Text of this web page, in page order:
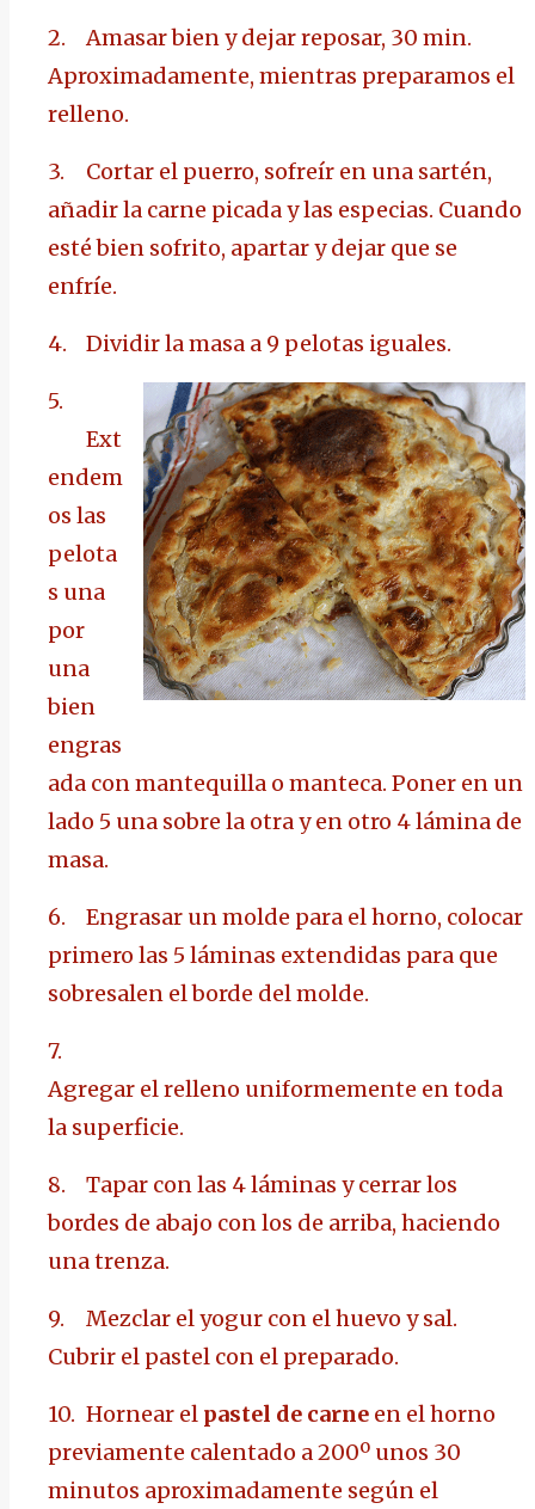
2.
Amasar bien y dejar reposar, 30 min.
Aproximadamente, mientras preparamos el
relleno.
3.
Cortar el puerro, sofreír en una sartén,
añadir la carne picada y las especias. Cuando
esté bien sofrito, apartar y dejar que se
enfríe.
4. Dividir la masa a 9 pelotas iguales.
5.
Ext
endem
os las
pelota
s una
por
una
bien
engras
ada con mantequilla o manteca. Poner en un
lado 5 una sobre la otra y en otro 4 lámina de
masa.
6.
Engrasar un molde para el horno, colocar
primero las 5 láminas extendidas para que
sobresalen el borde del molde.
7.
Agregar el relleno uniformemente en toda
la superficie.
8.
Tapar con las 4 láminas y cerrar los
bordes de abajo con los de arriba, haciendo
una trenza.
9.
Mezclar el yogur con el huevo y sal.
Cubrir el pastel con el preparado.
10. Hornear el pastel de carne en el horno
previamente calentado a 200º unos 30
minutos aproximadamente según el